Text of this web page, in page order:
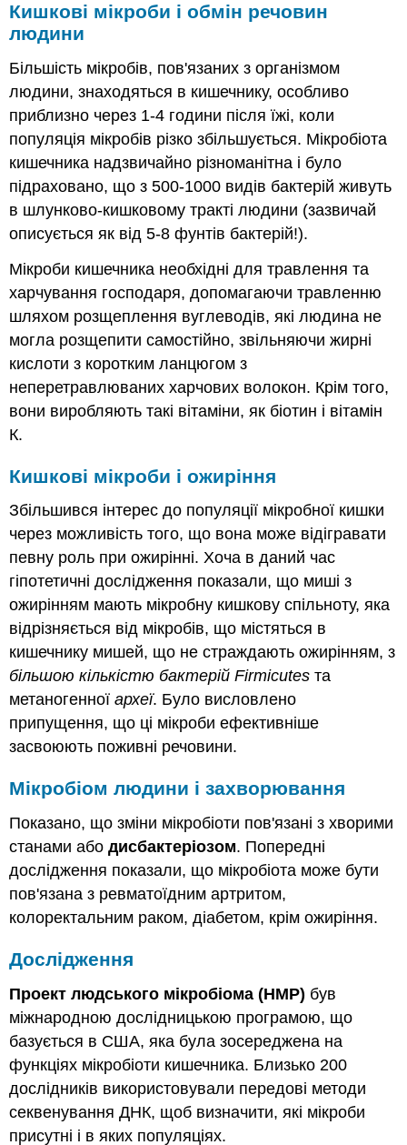
Кишкові мікроби і обмін речовин
людини
Більшість мікробів, пов'язаних з організмом
людини, знаходяться в кишечнику, особливо
приблизно через 1-4 години після їжі, коли
популяція мікробів різко збільшується. Мікробіота
кишечника надзвичайно різноманітна і було
підраховано, що з 500-1000 видів бактерій живуть
в шлунково-кишковому тракті людини (зазвичай
описується як від 5-8 фунтів бактерій!).
Мікроби кишечника необхідні для травлення та
харчування господаря, допомагаючи травленню
шляхом розщеплення вуглеводів, які людина не
могла розщепити самостійно, звільняючи жирні
кислоти з коротким ланцюгом з
неперетравлюваних харчових волокон. Крім того,
вони виробляють такі вітаміни, як біотин і вітамін
К.
Кишкові мікроби і ожиріння
Збільшився інтерес до популяції мікробної кишки
через можливість того, що вона може відігравати
певну роль при ожирінні. Хоча в даний час
гіпотетичні дослідження показали, що миші з
ожирінням мають мікробну кишкову спільноту, яка
відрізняється від мікробів, що містяться в
кишечнику мишей, що не страждають ожирінням, з
більшою кількістю бактерій Firmicutes та
метаногенноїархеї. Було висловлено
припущення, що ці мікроби ефективніше
засвоюють поживні речовини.
Мікробіом людини і захворювання
Показано, що зміни мікробіоти пов'язані з хворими
станами абодисбактеріозом. Попередні
дослідження показали, що мікробіота може бути
пов'язана з ревматоїдним артритом,
колоректальним раком, діабетом, крім ожиріння.
Дослідження
Проект людського мікробіома (HMP) був
міжнародною дослідницькою програмою, що
базується в США, яка була зосереджена на
функціях мікробіоти кишечника. Близько 200
дослідників використовували передові методи
секвенування ДНК, щоб визначити, які мікроби
присутні і в яких популяціях.